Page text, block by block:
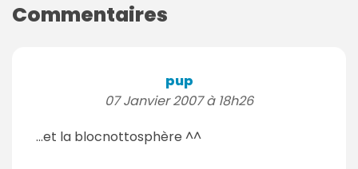
Commentaires
pup
07 Janvier 2007 à 18h26
...et la blocnottosphère ^^